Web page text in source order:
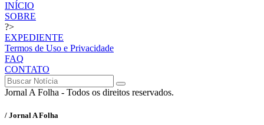
INÍCIO
SOBRE
?>
EXPEDIENTE
Termos de Uso e Privacidade
FAQ
CONTATO
Jornal A Folha - Todos os direitos reservados.
/ Jornal A Folha